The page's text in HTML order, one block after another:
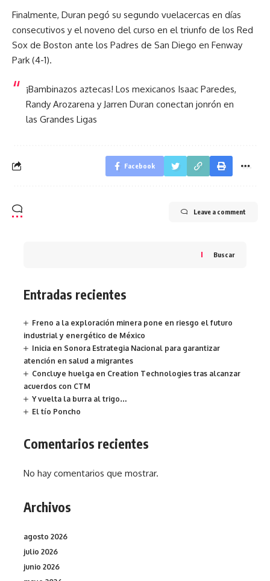
Finalmente, Duran pegó su segundo vuelacercas en días
consecutivos y el noveno del curso en el triunfo de los Red
Sox de Boston ante los Padres de San Diego en Fenway
Park (4-1).
¡Bambinazos aztecas! Los mexicanos Isaac Paredes,
Randy Arozarena y Jarren Duran conectan jonrón en
las Grandes Ligas
Facebook
Leave a comment
Buscar
Entradas recientes
Freno a la exploración minera pone en riesgo el futuro
industrial y energético de México
Inicia en Sonora Estrategia Nacional para garantizar
atención en salud a migrantes
Concluye huelga en Creation Technologies tras alcanzar
acuerdos con CTM
Y vuelta la burra al trigo…
El tío Poncho
Comentarios recientes
No hay comentarios que mostrar.
Archivos
agosto 2026
julio 2026
junio 2026